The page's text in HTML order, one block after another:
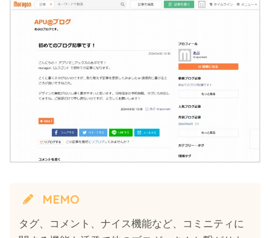
MEMO
タグ、コメント、ナイス機能など、コミニティに